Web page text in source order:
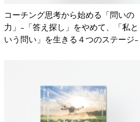
コーチング思考から始める「問いの
力」-「答え探し」をやめて、「私と
いう問い」を生きる４つのステージ-